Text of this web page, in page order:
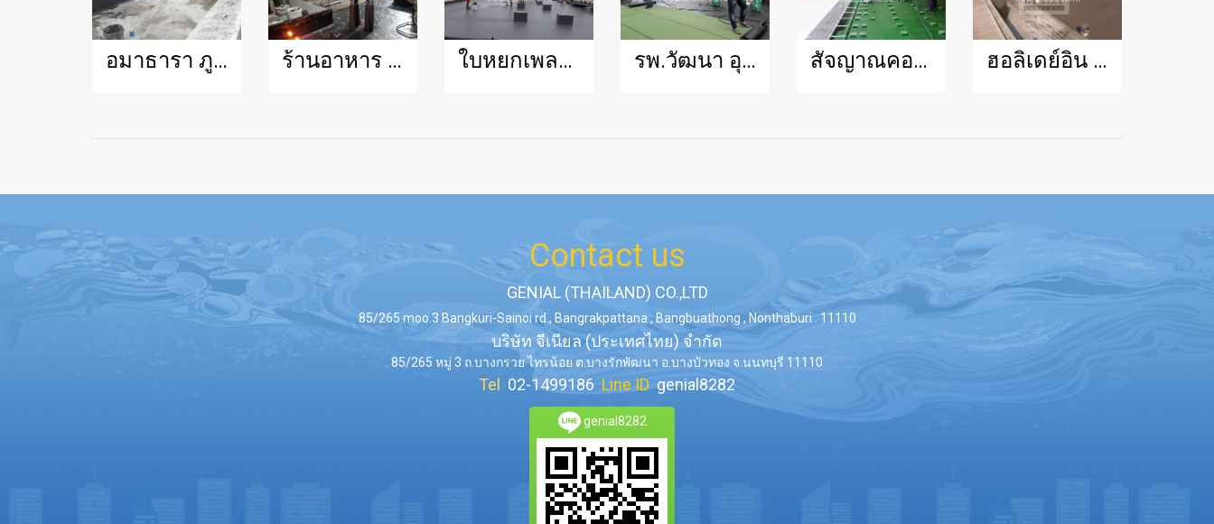
อมาธารา ภูเก็ต ทา 228 ร้านอาหาร แผ่นกันซึม 3 มม ผิวทราย ใบหยกเพลส ทาPU รพ.วัฒนา อุดร เป่าไฟ สัจญาณคอร์ท พ่นโพลียูเรีย ฮอลิเดย์อิน พัทยา
Contact us
GENIAL (THAILAND) CO.,LTD
85/265 moo.3 Bangkuri-Sainoi rd., Bangrakpattana , Bangbuathong , Nonthaburi . 11110
บริษัท จีเนียล (ประเทศไทย) จำกัด
85/265 หมู่ 3 ถ.บางกรวย ไทรน้อย ต.บางรักพัฒนา อ.บางบัวทอง จ.นนทบุรี 11110
Tel 02-1499186 Line ID genial8282
genial8282